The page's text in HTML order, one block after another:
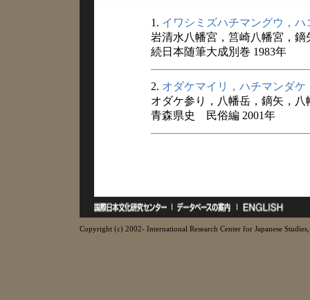
1. イワシミズハチマングウ，
岩清水八幡宮，筥崎八幡宮，鏑
続日本随筆大成別巻 1983年
2. オダケマイリ，ハチマンダ
オダケ参り，八幡岳，鏑矢，八
青森県史 民俗編 2001年
Copyright (c) 2002- International Research Center for Japanese